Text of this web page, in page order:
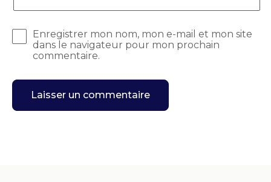
Enregistrer mon nom, mon e-mail et mon site
dans le navigateur pour mon prochain
commentaire.